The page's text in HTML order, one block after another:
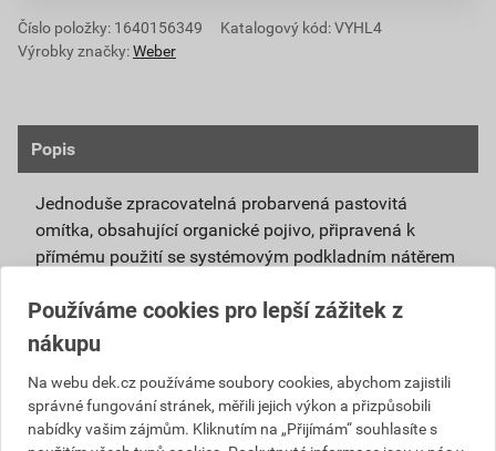
Číslo položky: 1640156349
Katalogový kód: VYHL4
Výrobky značky:Weber
Popis
Jednoduše zpracovatelná probarvená pastovitá
omítka, obsahující organické pojivo, připravená k
přímému použití se systémovým podkladním nátěrem
Vlivem ochlazování vnějšího souvrství
zateplovacích systémů v nočních hodinách,
dochází ke kondenzaci vody na povrchu, která
vytváří živnou půdu pro růst nevzhledných řas.
Povrch omítky weberpas aquaBalance dokáže
Používáme cookies pro lepší zážitek z
nákupu
Na webu dek.cz používáme soubory cookies, abychom zajistili
správné fungování stránek, měřili jejich výkon a přizpůsobili
nabídky vašim zájmům. Kliknutím na „Přijímám“ souhlasíte s